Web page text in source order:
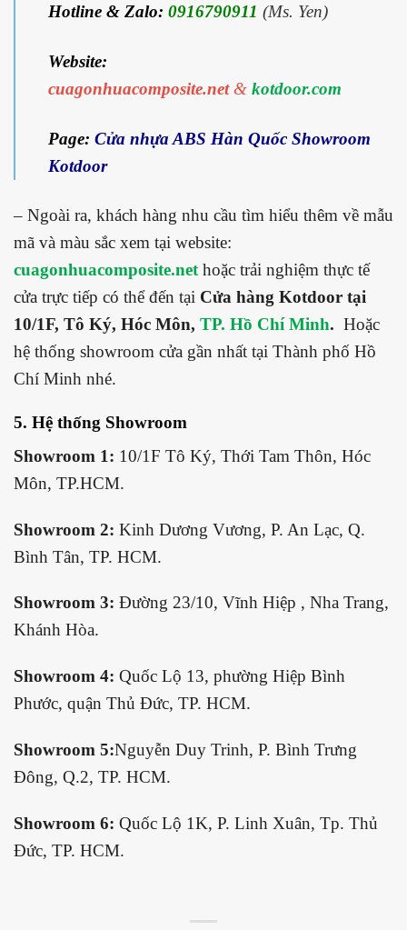
Hotline & Zalo: 0916790911 (Ms. Yen)
Website:
cuagonhuacomposite.net& kotdoor.com
Page: Cửa nhựa ABS Hàn Quốc Showroom
Kotdoor
– Ngoài ra, khách hàng nhu cầu tìm hiểu thêm về mẫu
mã và màu sắc xem tại website:
cuagonhuacomposite.nethoặc trải nghiệm thực tế
cửa trực tiếp có thể đến tại Cửa hàng Kotdoor tại
10/1F, Tô Ký, Hóc Môn, TP. Hồ Chí Minh. Hoặc
hệ thống showroom cửa gần nhất tại Thành phố Hồ
Chí Minh nhé.
5. Hệ thống Showroom
Showroom 1: 10/1F Tô Ký, Thới Tam Thôn, Hóc
Môn, TP.HCM.
Showroom 2: Kinh Dương Vương, P. An Lạc, Q.
Bình Tân, TP. HCM.
Showroom 3: Đường 23/10, Vĩnh Hiệp , Nha Trang,
Khánh Hòa.
Showroom 4: Quốc Lộ 13, phường Hiệp Bình
Phước, quận Thủ Đức, TP. HCM.
Showroom 5:Nguyễn Duy Trinh, P. Bình Trưng
Đông, Q.2, TP. HCM.
Showroom 6: Quốc Lộ 1K, P. Linh Xuân, Tp. Thủ
Đức, TP. HCM.